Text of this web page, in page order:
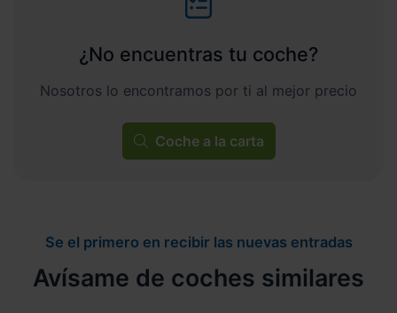
¿No encuentras tu coche?
Nosotros lo encontramos por ti al mejor precio
Coche a la carta
Se el primero en recibir las nuevas entradas
Avísame de coches similares